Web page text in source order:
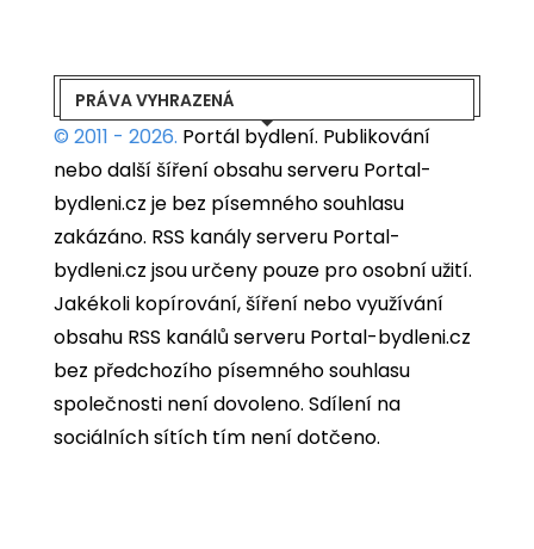
PRÁVA VYHRAZENÁ
© 2011 - 2026. Portál bydlení. Publikování
nebo další šíření obsahu serveru Portal-
bydleni.cz je bez písemného souhlasu
zakázáno. RSS kanály serveru Portal-
bydleni.cz jsou určeny pouze pro osobní užití.
Jakékoli kopírování, šíření nebo využívání
obsahu RSS kanálů serveru Portal-bydleni.cz
bez předchozího písemného souhlasu
společnosti není dovoleno. Sdílení na
sociálních sítích tím není dotčeno.